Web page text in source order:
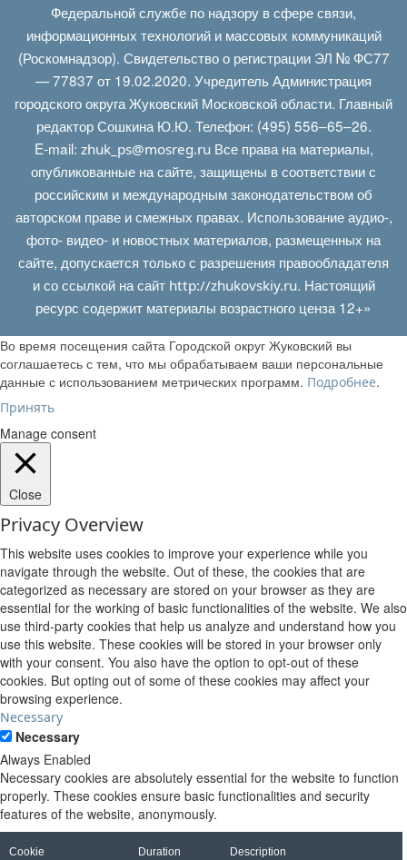
Федеральной службе по надзору в сфере связи,
информационных технологий и массовых коммуникаций
(Роскомнадзор). Свидетельство о регистрации ЭЛ № ФС77
— 77837 от 19.02.2020. Учредитель Администрация
городского округа Жуковский Московской области. Главный
редактор Сошкина Ю.Ю. Телефон: (495) 556–65–26.
E‑mail: zhuk_ps@mosreg.ruВсе права на материалы,
опубликованные на сайте, защищены в соответствии с
российским и международным законодательством об
авторском праве и смежных правах. Использование аудио-,
фото- видео- и новостных материалов, размещенных на
сайте, допускается только с разрешения правообладателя
и со ссылкой на сайт http://zhukovskiy.ru. Настоящий
ресурс содержит материалы возрастного ценза 12+»
Во время посещения сайта Городской округ Жуковский вы
соглашаетесь с тем, что мы обрабатываем ваши персональные
данные с использованием метрических программ. Подробнее.
Принять
Manage consent
Close
Privacy Overview
This website uses cookies to improve your experience while you
navigate through the website. Out of these, the cookies that are
categorized as necessary are stored on your browser as they are
essential for the working of basic functionalities of the website. We also
use third-party cookies that help us analyze and understand how you
use this website. These cookies will be stored in your browser only
with your consent. You also have the option to opt-out of these
cookies. But opting out of some of these cookies may affect your
browsing experience.
Necessary
Necessary
Always Enabled
Necessary cookies are absolutely essential for the website to function
properly. These cookies ensure basic functionalities and security
features of the website, anonymously.
Cookie Duration Description